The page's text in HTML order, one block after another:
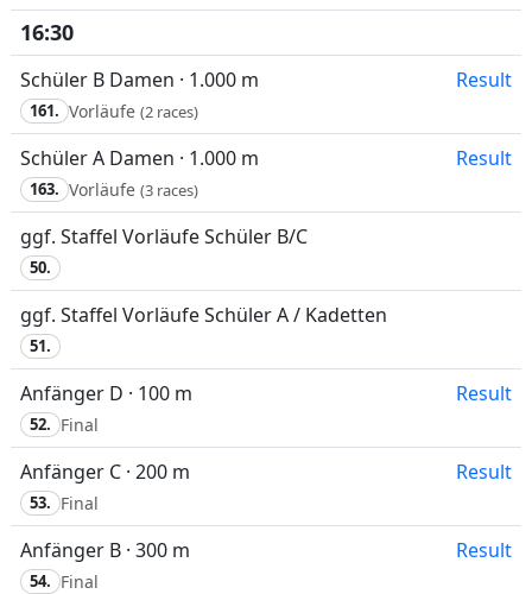
16:30
Schüler B Damen · 1.000 m Result
161. Vorläufe (2 races)
Schüler A Damen · 1.000 m Result
163. Vorläufe (3 races)
ggf. Staffel Vorläufe Schüler B/C
50.
ggf. Staffel Vorläufe Schüler A / Kadetten
51.
Anfänger D · 100 m Result
52. Final
Anfänger C · 200 m Result
53. Final
Anfänger B · 300 m Result
54. Final